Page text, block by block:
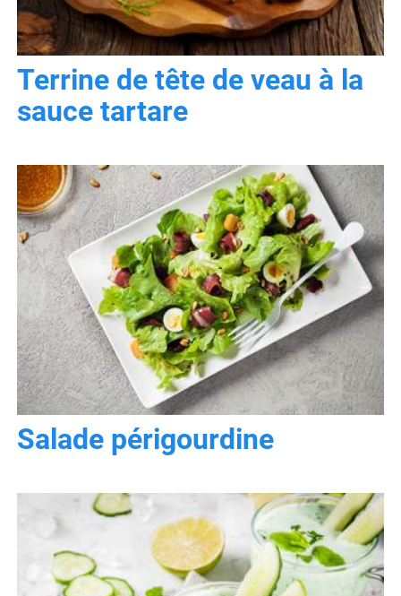
Terrine de tête de veau à la
sauce tartare
Salade périgourdine